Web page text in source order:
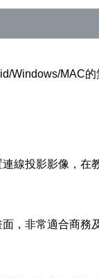
Windows/MAC
線投影影像，
，非常適合商